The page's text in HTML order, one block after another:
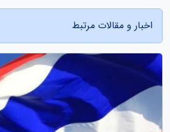
اخبار و مقالات مرتبط